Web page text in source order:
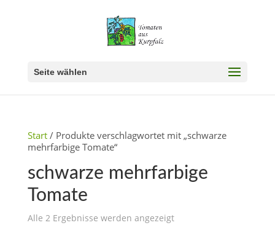
Seite wählen
Start/ Produkte verschlagwortet mit „schwarze
mehrfarbige Tomate“
schwarze mehrfarbige
Tomate
Alle 2 Ergebnisse werden angezeigt